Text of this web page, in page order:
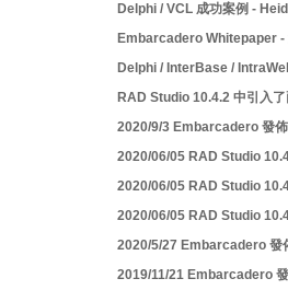
Delphi / VCL 成功案例 -
Embarcadero Whitepaper -
Delphi / InterBase /
RAD Studio 10.4.2 中引入
2020/9/3 Embarcadero 發
2020/06/05 RAD Studio
2020/06/05 RAD Studio
2020/06/05 RAD Studio
2020/5/27 Embarcadero 發
2019/11/21 Embarcadero